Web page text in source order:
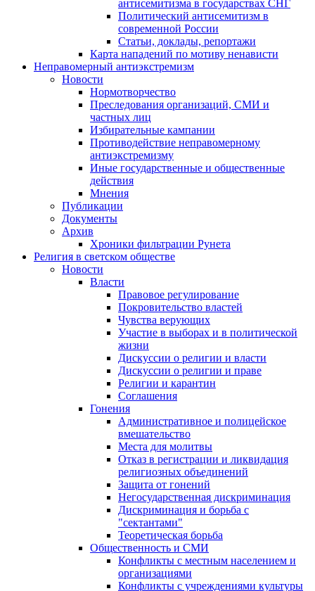
антисемитизма в государствах СНГ
Политический антисемитизм в
современной России
Статьи, доклады, репортажи
Карта нападений по мотиву ненависти
Неправомерный антиэкстремизм
Новости
Нормотворчество
Преследования организаций, СМИ и
частных лиц
Избирательные кампании
Противодействие неправомерному
антиэкстремизму
Иные государственные и общественные
действия
Мнения
Публикации
Документы
Архив
Хроники фильтрации Рунета
Религия в светском обществе
Новости
Власти
Правовое регулирование
Покровительство властей
Чувства верующих
Участие в выборах и в политической
жизни
Дискуссии о религии и власти
Дискуссии о религии и праве
Религии и карантин
Соглашения
Гонения
Административное и полицейское
вмешательство
Места для молитвы
Отказ в регистрации и ликвидация
религиозных объединений
Защита от гонений
Негосударственная дискриминация
Дискриминация и борьба с
"сектантами"
Теоретическая борьба
Общественность и СМИ
Конфликты с местным населением и
организациями
Конфликты с учреждениями культуры